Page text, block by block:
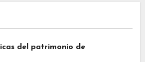
del patrimonio de